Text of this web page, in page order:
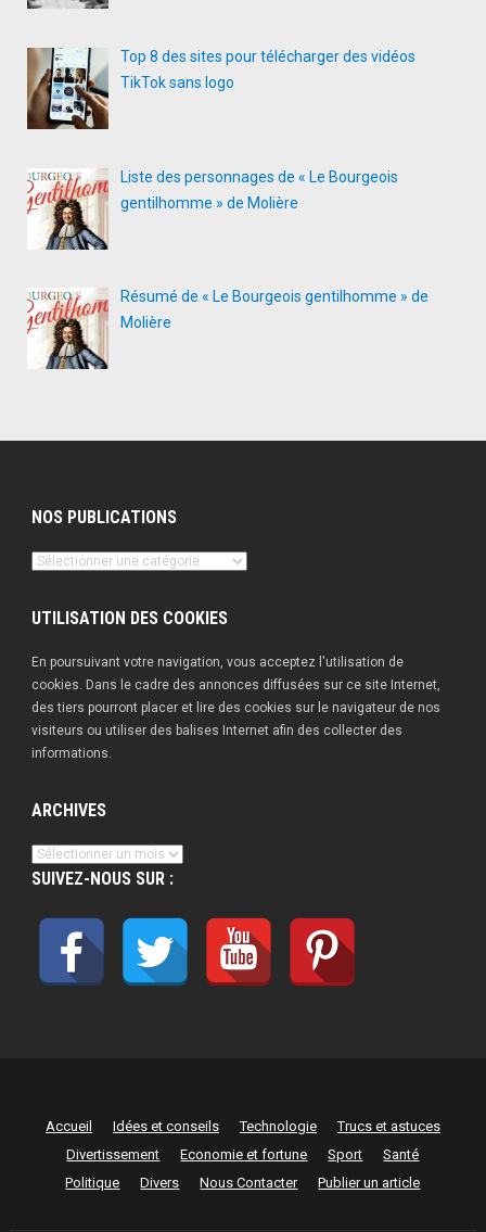
Top 8 des sites pour télécharger des vidéos
TikTok sans logo
Liste des personnages de « Le Bourgeois
gentilhomme » de Molière
Résumé de « Le Bourgeois gentilhomme » de
Molière
NOS PUBLICATIONS
Nos
UTILISATION DES COOKIES
En poursuivant votre navigation, vous acceptez l'utilisation de
cookies. Dans le cadre des annonces diffusées sur ce site Internet,
des tiers pourront placer et lire des cookies sur le navigateur de nos
visiteurs ou utiliser des balises Internet afin des collecter des
informations.
ARCHIVES
Archives
SUIVEZ-NOUS SUR :
Accueil Idées et conseils Technologie
Trucs et astuces
Divertissement
Economie et fortune Sport
Santé
Politique
Divers Nous Contacter Publier un article